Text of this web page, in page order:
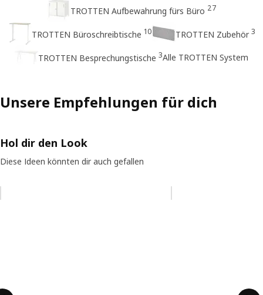
TROTTEN Aufbewahrung fürs Büro 27
TROTTEN Büroschreibtische 10 TROTTEN Zubehör 3
TROTTEN Besprechungstische 3Alle TROTTEN System
Unsere Empfehlungen für dich
Hol dir den Look
Diese Ideen könnten dir auch gefallen